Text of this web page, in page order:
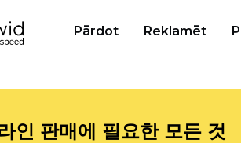
Pārdot Reklamēt
인 판매에 필요한 모든 것